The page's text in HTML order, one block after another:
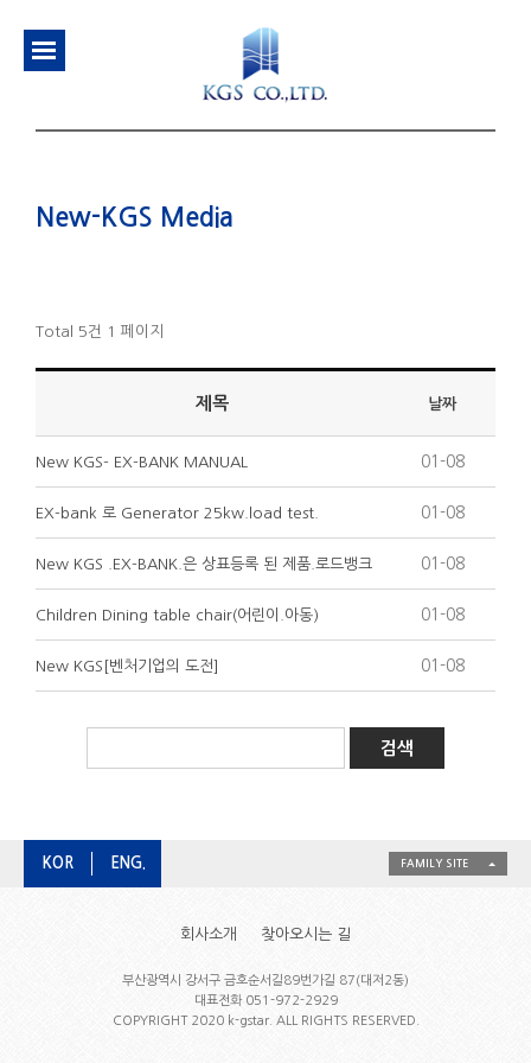
New-KGS Media
Total 5건 1 페이지
제목 날짜
New KGS- EX-BANK MANUAL 01-08
EX-bank 로 Generator 25kw.load test. 01-08
New KGS .EX-BANK.은 상표등록 된 제품.로드뱅크 01-08
Children Dining table chair(어린이.아동) 01-08
New KGS[벤처기업의 도전] 01-08
KOR ENG. FAMILY SITE
회사소개 찾아오시는 길
부산광역시 강서구 금호순서길89번가길 87(대저2동)
대표전화 051-972-2929
COPYRIGHT 2020 k-gstar. ALL RIGHTS RESERVED.